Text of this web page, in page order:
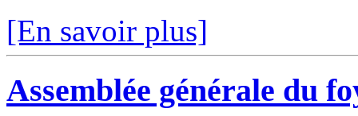
[En savoir plus]
Assemblée générale du